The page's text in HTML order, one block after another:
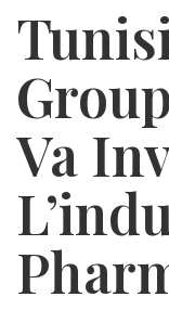
Va